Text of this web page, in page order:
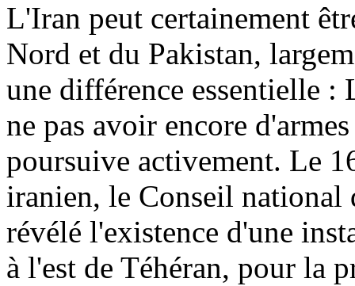
L'Iran peut certainement
Nord et du Pakistan,
une différence essentielle :
ne pas avoir encore
poursuive activement. Le
iranien, le Conseil national
révélé l'existence d'une
à l'est de Téhéran, pour la